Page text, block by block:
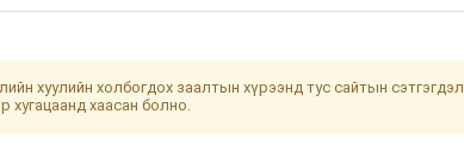
хуулийн холбогдох заалтын хүрээнд тус сайтын сэтгэгдэл
хугацаанд хаасан болно.